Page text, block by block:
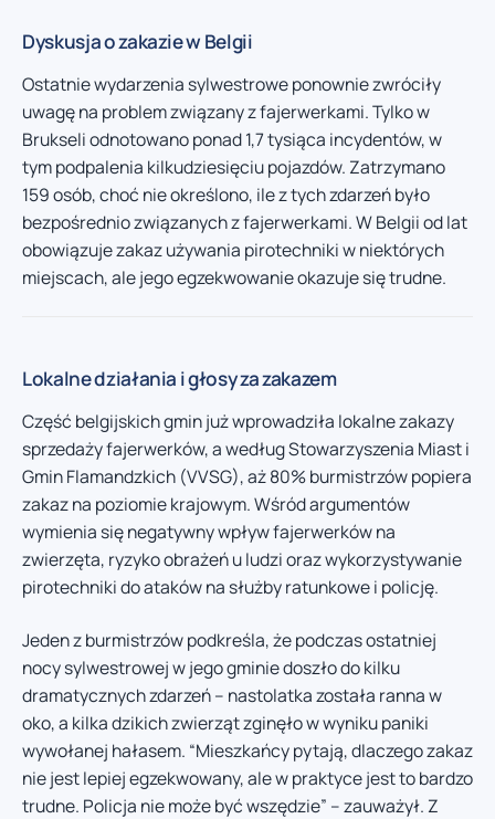
Dyskusja o zakazie w Belgii
Ostatnie wydarzenia sylwestrowe ponownie zwróciły
uwagę na problem związany z fajerwerkami. Tylko w
Brukseli odnotowano ponad 1,7 tysiąca incydentów, w
tym podpalenia kilkudziesięciu pojazdów. Zatrzymano
159 osób, choć nie określono, ile z tych zdarzeń było
bezpośrednio związanych z fajerwerkami. W Belgii od lat
obowiązuje zakaz używania pirotechniki w niektórych
miejscach, ale jego egzekwowanie okazuje się trudne.
Lokalne działania i głosy za zakazem
Część belgijskich gmin już wprowadziła lokalne zakazy
sprzedaży fajerwerków, a według Stowarzyszenia Miast i
Gmin Flamandzkich (VVSG), aż 80% burmistrzów popiera
zakaz na poziomie krajowym. Wśród argumentów
wymienia się negatywny wpływ fajerwerków na
zwierzęta, ryzyko obrażeń u ludzi oraz wykorzystywanie
pirotechniki do ataków na służby ratunkowe i policję.
Jeden z burmistrzów podkreśla, że podczas ostatniej
nocy sylwestrowej w jego gminie doszło do kilku
dramatycznych zdarzeń – nastolatka została ranna w
oko, a kilka dzikich zwierząt zginęło w wyniku paniki
wywołanej hałasem. “Mieszkańcy pytają, dlaczego zakaz
nie jest lepiej egzekwowany, ale w praktyce jest to bardzo
trudne. Policja nie może być wszędzie” – zauważył. Z